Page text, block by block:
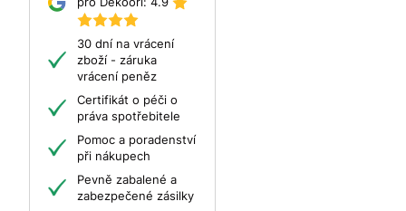
30 dní na vrácení
zboží - záruka
vrácení peněz
Certifikát o péči o
práva spotřebitele
Pomoc a poradenství
při nákupech
Pevně zabalené a
zabezpečené zásilky